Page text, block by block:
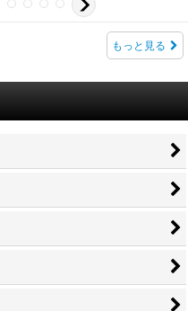
もっと見る